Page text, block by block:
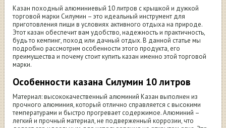
Казан походный алюминиевый 10 литров с крышкой и дужкой
торговой марки Силумин – это идеальный инструмент для
приготовления пищи в условиях активного отдыха на природе.
Этот казан обеспечит вам удобство, надежность и практичность,
будь то кемпинг, поход или дачный отдых. В данной статье мы
подробно рассмотрим особенности этого продукта, его
преимущества и почему стоит купить казан именно этой торговой
марки.
Особенности казана Силумин 10 литров
Материал: высококачественный алюминий Казан выполнен из
прочного алюминия, который отлично справляется с высокими
температурами и быстро прогревает содержимое. Алюминий –
легкий и прочный материал, не подверженный коррозии, что